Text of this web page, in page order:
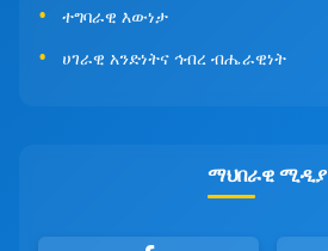
ተግባራዊ እውነታ
ሀገራዊ አንድነትና ኅብረ ብሔራዊነት
ማህበራዊ ሚዲያ